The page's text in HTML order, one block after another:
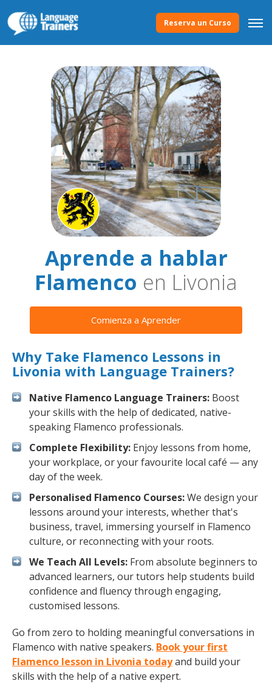
Reserva un Curso
Aprende a hablar
Flamenco en Livonia
Comienza a Aprender
Why Take Flamenco Lessons in
Livonia with Language Trainers?
Native Flamenco Language Trainers: Boost
your skills with the help of dedicated, native-
speaking Flamenco professionals.
Complete Flexibility: Enjoy lessons from home,
your workplace, or your favourite local café — any
day of the week.
Personalised Flamenco Courses:We design your
lessons around your interests, whether that's
business, travel, immersing yourself in Flamenco
culture, or reconnecting with your roots.
We Teach All Levels: From absolute beginners to
advanced learners, our tutors help students build
confidence and fluency through engaging,
customised lessons.
Go from zero to holding meaningful conversations in
Flamenco with native speakers. Book your first
Flamenco lesson in Livonia todayand build your
skills with the help of a native expert.